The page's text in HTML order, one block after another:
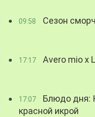
09:58 Сезон
17:17 Avero mio x
17:07
Блюдо дня:
красной икрой